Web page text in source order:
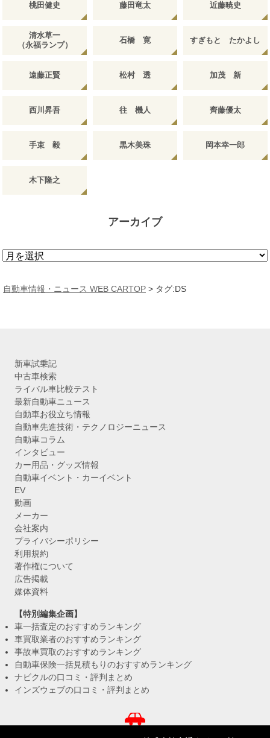
桃田健史 藤田竜太 近藤暁史
清水草一
（永福ランプ）
石橋 寛 すぎもと たかよし
遠藤正賢 松村 透 加茂 新
西川昇吾 往 機人 齊藤優太
手束 毅 黒木美珠 岡本幸一郎
木下隆之
アーカイブ
ア
カ
自動車情報・ニュース WEB CARTOP > タグ:DS
新車試乗記
中古車検索
ライバル車比較テスト
最新自動車ニュース
自動車お役立ち情報
自動車先進技術・テクノロジーニュース
自動車コラム
インタビュー
カー用品・グッズ情報
自動車イベント・カーイベント
EV
動画
メーカー
会社案内
プライバシーポリシー
利用規約
著作権について
広告掲載
媒体資料
【特別編集企画】
車一括査定のおすすめランキング
車買取業者のおすすめランキング
事故車買取のおすすめランキング
自動車保険一括見積もりのおすすめランキング
ナビクルの口コミ・評判まとめ
インズウェブの口コミ・評判まとめ